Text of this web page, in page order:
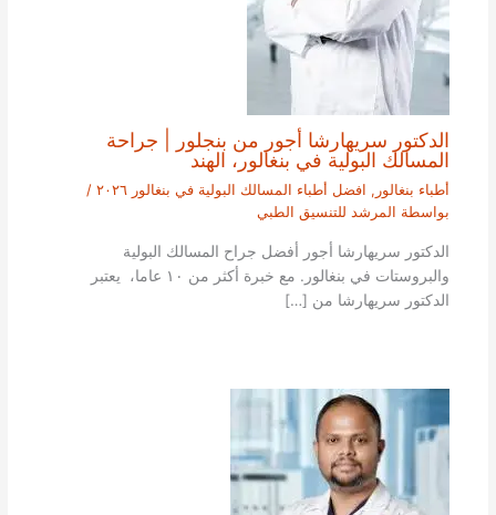
الدكتور سريهارشا أجور من بنجلور | جراحة
المسالك البولية في بنغالور، الهند
أطباء بنغالور , افضل أطباء المسالك البولية في بنغالور ٢٠٢٦
/
بواسطة المرشد للتنسيق الطبي
الدكتور سريهارشا أجور أفضل جراح المسالك البولية
والبروستات في بنغالور. مع خبرة أكثر من ١٠ عاما، يعتبر
الدكتور سريهارشا من […]